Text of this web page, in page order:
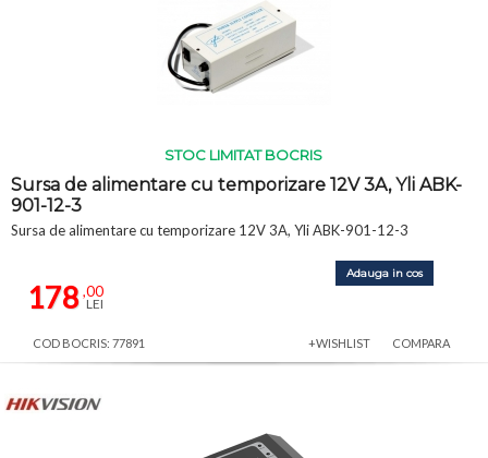
STOC LIMITAT BOCRIS
Sursa de alimentare cu temporizare 12V 3A, Yli ABK-
901-12-3
Sursa de alimentare cu temporizare 12V 3A, Yli ABK-901-12-3
178,00
LEI
Adauga in cos
COD BOCRIS: 77891 +WISHLIST COMPARA